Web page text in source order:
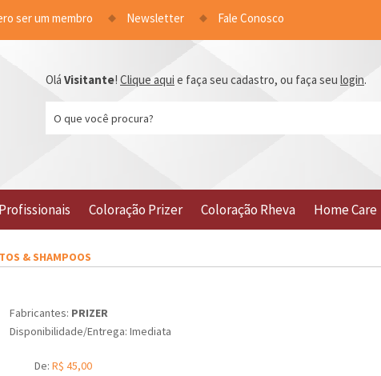
ser um membro Newsletter Fale Conosco
Olá Visitante! Clique aqui e faça seu cadastro, ou faça seu login.
Coloração Prizer Coloração Rheva Home Care
& SHAMPOOS
Fabricantes: PRIZER
Disponibilidade/Entrega: Imediata
De: R$ 45,00